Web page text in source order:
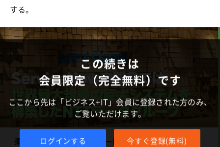
する。
この続きは
会員限定（完全無料）です
ここから先は「ビジネス+IT」会員に登録された方のみ、
ご覧いただけます。
ログインする 今すぐ登録(無料)